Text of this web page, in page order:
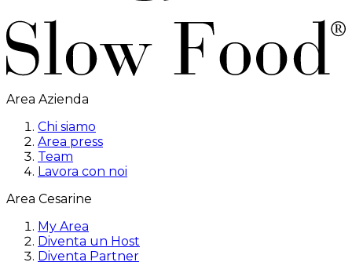
Area Azienda
Chi siamo
Area press
Team
Lavora con noi
Area Cesarine
My Area
Diventa un Host
Diventa Partner